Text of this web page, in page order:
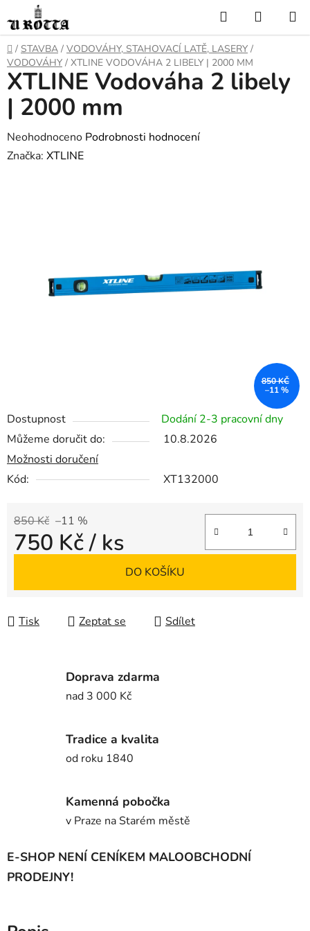
na
obsah
Hledat
KOŠÍK
DOMŮ
/ STAVBA / VODOVÁHY, STAHOVACÍ LATĚ, LASERY /
VODOVÁHY / XTLINE VODOVÁHA 2 LIBELY | 2000 MM
Dostupnost
Dodání 2-3 pracovní dny
Můžeme doručit do:
10.8.2026
Možnosti doručení
Kód:
XT132000
850 Kč –11 %
750 Kč/ ks
DO KOŠÍKU
Tisk Zeptat se Sdílet
XTLINE Vodováha 2 libely
| 2000 mm
Průměrné
hodnocení
Neohodnoceno Podrobnosti hodnocení
Značka: XTLINE
850 KČ
–11 %
Doprava zdarma
nad 3 000 Kč
Tradice a kvalita
od roku 1840
Kamenná pobočka
v Praze na Starém městě
E-SHOP NENÍ CENÍKEM MALOOBCHODNÍ
PRODEJNY!